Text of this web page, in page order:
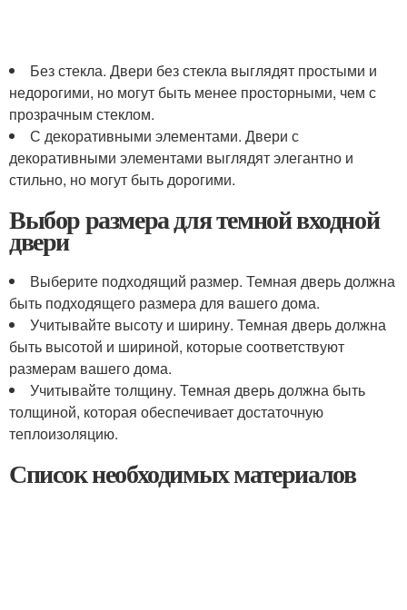
Без стекла. Двери без стекла выглядят простыми и
недорогими, но могут быть менее просторными, чем с
прозрачным стеклом.
С декоративными элементами. Двери с
декоративными элементами выглядят элегантно и
стильно, но могут быть дорогими.
Выбор размера для темной входной
двери
Выберите подходящий размер. Темная дверь должна
быть подходящего размера для вашего дома.
Учитывайте высоту и ширину. Темная дверь должна
быть высотой и шириной, которые соответствуют
размерам вашего дома.
Учитывайте толщину. Темная дверь должна быть
толщиной, которая обеспечивает достаточную
теплоизоляцию.
Список необходимых материалов